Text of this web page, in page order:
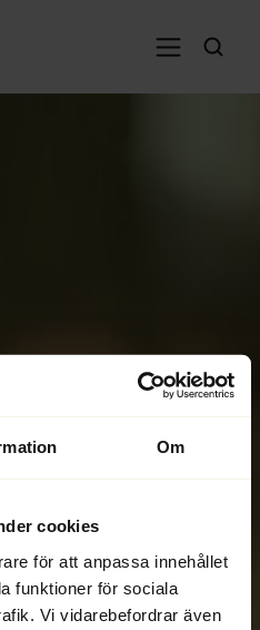
Om
cookies
för att anpassa innehållet
funktioner för sociala
Vi vidarebefordrar även